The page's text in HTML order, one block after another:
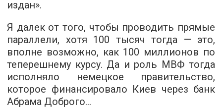
издан».
Я далек от того, чтобы проводить прямые
параллели, хотя 100 тысяч тогда — это,
вполне возможно, как 100 миллионов по
теперешнему курсу. Да и роль МВФ тогда
исполняло немецкое правительство,
которое финансировало Киев через банк
Абрама Доброго…